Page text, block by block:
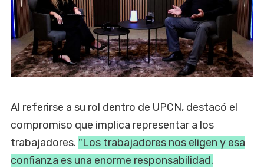
Al referirse a su rol dentro de UPCN, destacó el
compromiso que implica representar a los
trabajadores. "Los trabajadores nos eligen y esa
confianza es una enorme responsabilidad.